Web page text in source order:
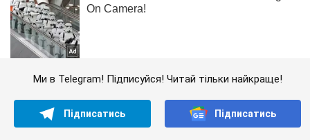
Ми в Telegram! Підписуйся! Читай тільки найкраще!
Підписатись Підписатись